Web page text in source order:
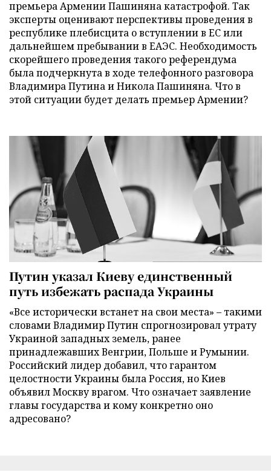
премьера Армении Пашиняна катастрофой. Так
эксперты оценивают перспективы проведения в
республике плебисцита о вступлении в ЕС или
дальнейшем пребывании в ЕАЭС. Необходимость
скорейшего проведения такого референдума
была подчеркнута в ходе телефонного разговора
Владимира Путина и Никола Пашиняна. Что в
этой ситуации будет делать премьер Армении?
Путин указал Киеву единственный
путь избежать распада Украины
«Все исторически встанет на свои места» – такими
словами Владимир Путин спрогнозировал утрату
Украиной западных земель, ранее
принадлежавших Венгрии, Польше и Румынии.
Российский лидер добавил, что гарантом
целостности Украины была Россия, но Киев
объявил Москву врагом. Что означает заявление
главы государства и кому конкретно оно
адресовано?